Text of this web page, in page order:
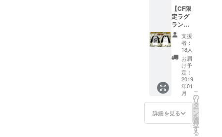
頂きま
す。ご
了承く
ださ
い。 ※
また特
定の人
物を比
喩する
お名前
や公序
良俗に
反する
は掲載
をお断
る事間
違い無
しで
す！ ※
このリ
ターン
専用の
アー写
を別途
用意致
しま
す。画
像はあ
くまで
イメー
行って
気持ち
良く汗
を流そ
う！！
お風呂
上がり
にミル
クも飲
う！！
※都内近
郊を予
定して
【CF限
定ラグ
ラン】
ここで
しか手
に入ら
ない限
定ラグ
ランで
す。 こ
れを来
て自分
はアイ
リフ
ドーパ
のパト
支援
者：
18人
お届
け予
定：
2019
年01
月
詳細を見る
こ
の
リ
タ
ー
ン
を
選
択
す
る